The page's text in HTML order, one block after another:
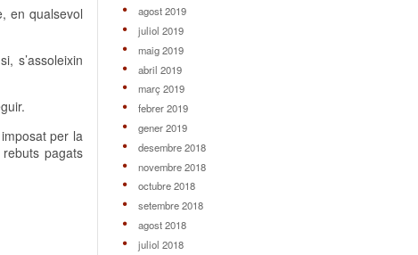
en qualsevol
s’assoleixin
per la
pagats
agost 2019
juliol 2019
maig 2019
abril 2019
març 2019
febrer 2019
gener 2019
desembre 2018
novembre 2018
octubre 2018
setembre 2018
agost 2018
juliol 2018